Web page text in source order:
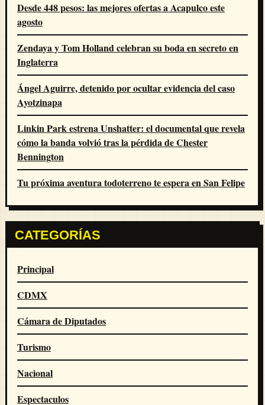
Desde 448 pesos: las mejores ofertas a Acapulco este
agosto
Zendaya y Tom Holland celebran su boda en secreto en
Inglaterra
Ángel Aguirre, detenido por ocultar evidencia del caso
Ayotzinapa
Linkin Park estrena Unshatter: el documental que revela
cómo la banda volvió tras la pérdida de Chester
Bennington
Tu próxima aventura todoterreno te espera en San Felipe
CATEGORÍAS
Principal
CDMX
Cámara de Diputados
Turismo
Nacional
Espectaculos